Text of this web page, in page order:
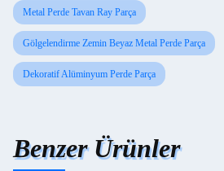
Metal Perde Tavan Ray Parça
Gölgelendirme Zemin Beyaz Metal Perde Parça
Dekoratif Alüminyum Perde Parça
Benzer Ürünler